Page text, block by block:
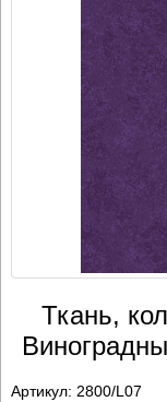
Ткань,
Артикул: 2800/L07